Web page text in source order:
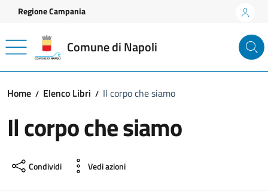
Vai ai contenuti
Vai al footer
Regione Campania
Comune di Napoli
Home Elenco Libri Il corpo che siamo
Il corpo che siamo
Condividi Vedi azioni